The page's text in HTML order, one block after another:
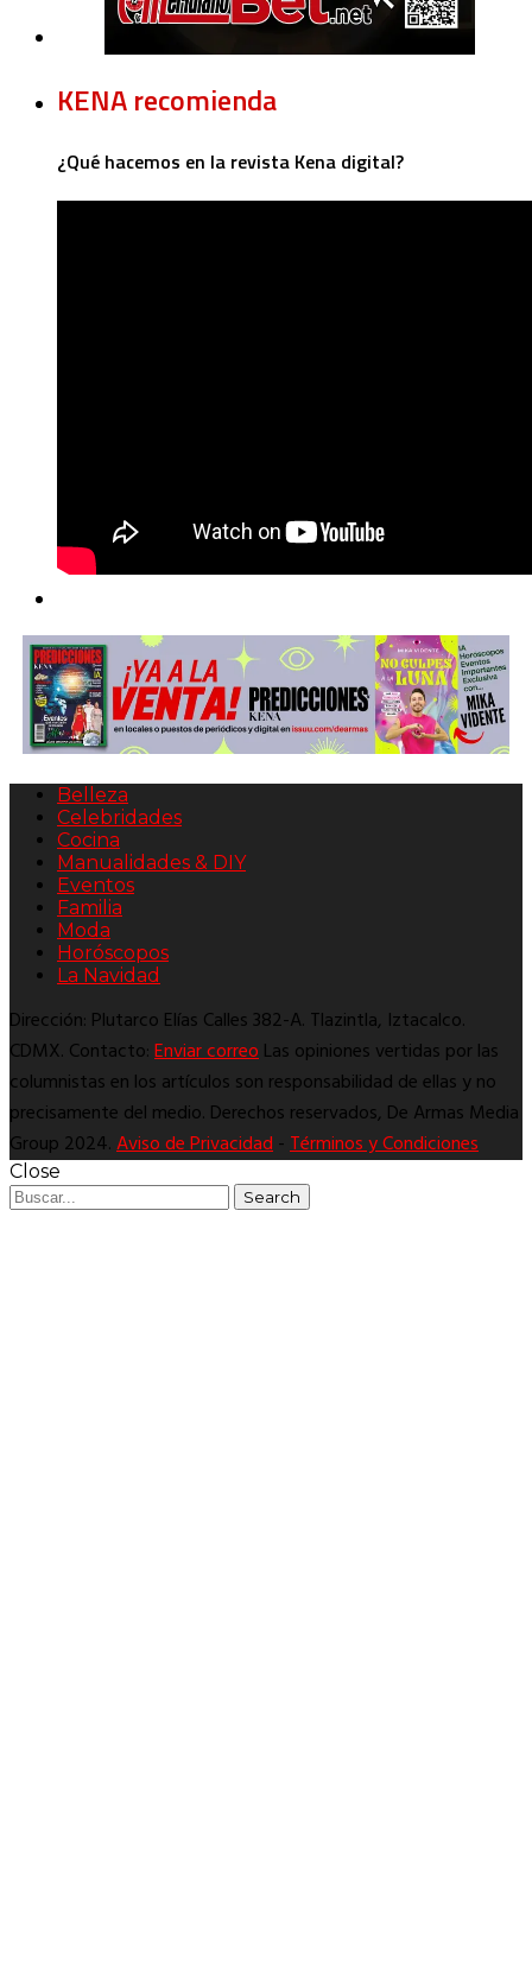
KENA recomienda
¿Qué hacemos en la revista Kena digital?
Belleza
Celebridades
Cocina
Manualidades & DIY
Eventos
Familia
Moda
Horóscopos
La Navidad
Dirección: Plutarco Elías Calles 382-A. Tlazintla, Iztacalco.
CDMX. Contacto:Enviar correoLas opiniones vertidas por las
columnistas en los artículos son responsabilidad de ellas y no
precisamente del medio. Derechos reservados, De Armas Media
Group 2024.Aviso de Privacidad-Términos y Condiciones
Close